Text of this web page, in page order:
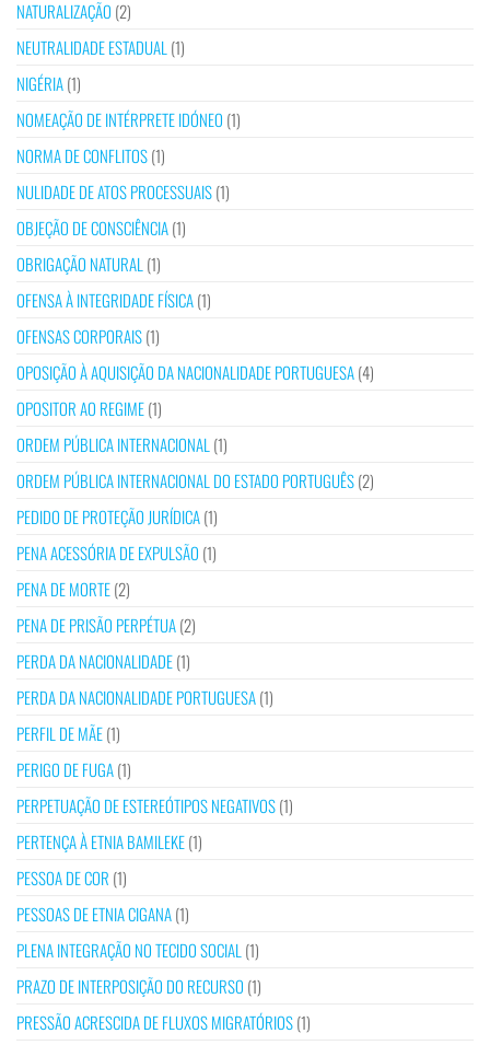
NATURALIZAÇÃO (2)
NEUTRALIDADE ESTADUAL (1)
NIGÉRIA(1)
NOMEAÇÃO DE INTÉRPRETE IDÓNEO (1)
NORMA DE CONFLITOS(1)
NULIDADE DE ATOS PROCESSUAIS(1)
OBJEÇÃO DE CONSCIÊNCIA(1)
OBRIGAÇÃO NATURAL (1)
OFENSA À INTEGRIDADE FÍSICA(1)
OFENSAS CORPORAIS(1)
OPOSIÇÃO À AQUISIÇÃO DA NACIONALIDADE PORTUGUESA(4)
OPOSITOR AO REGIME(1)
ORDEM PÚBLICA INTERNACIONAL (1)
ORDEM PÚBLICA INTERNACIONAL DO ESTADO PORTUGUÊS(2)
PEDIDO DE PROTEÇÃO JURÍDICA(1)
PENA ACESSÓRIA DE EXPULSÃO (1)
PENA DE MORTE(2)
PENA DE PRISÃO PERPÉTUA(2)
PERDA DA NACIONALIDADE(1)
PERDA DA NACIONALIDADE PORTUGUESA(1)
PERFIL DE MÃE(1)
PERIGO DE FUGA(1)
PERPETUAÇÃO DE ESTEREÓTIPOS NEGATIVOS(1)
PERTENÇA À ETNIA BAMILEKE(1)
PESSOA DE COR (1)
PESSOAS DE ETNIA CIGANA(1)
PLENA INTEGRAÇÃO NO TECIDO SOCIAL (1)
PRAZO DE INTERPOSIÇÃO DO RECURSO (1)
PRESSÃO ACRESCIDA DE FLUXOS MIGRATÓRIOS(1)